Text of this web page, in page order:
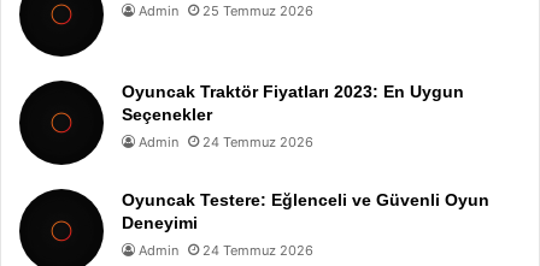
Admin 25 Temmuz 2026
Oyuncak Traktör Fiyatları 2023: En Uygun
Seçenekler
Admin 24 Temmuz 2026
Oyuncak Testere: Eğlenceli ve Güvenli Oyun
Deneyimi
Admin 24 Temmuz 2026